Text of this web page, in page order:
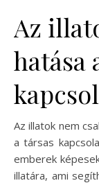
Az
hatása
Az illatok nem
a társas
emberek
illatára, ami